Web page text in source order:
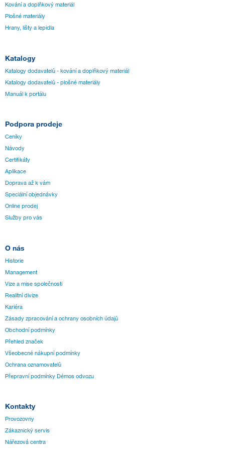
Kování a doplňkový materiál
Plošné materiály
Hrany, lišty a lepidla
Katalogy
Katalogy dodavatelů - kování a doplňkový materiál
Katalogy dodavatelů - plošné materiály
Manuál k portálu
Podpora prodeje
Ceníky
Návody
Certifikáty
Aplikace
Doprava až k vám
Speciální objednávky
Online prodej
Služby pro vás
O nás
Historie
Management
Vize a mise společnosti
Realitní divize
Kariéra
Zásady zpracování a ochrany osobních údajů
Obchodní podmínky
Přehled značek
Všeobecné nákupní podmínky
Ochrana oznamovatelů
Přepravní podmínky Démos odvozu
Kontakty
Provozovny
Zákaznický servis
Nářezová centra